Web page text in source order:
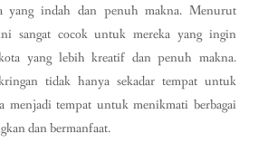
yang indah dan penuh makna. Menurut
sangat cocok untuk mereka yang ingin
yang lebih kreatif dan penuh makna.
tidak hanya sekadar tempat untuk
tempat untuk menikmati berbagai
dan bermanfaat.